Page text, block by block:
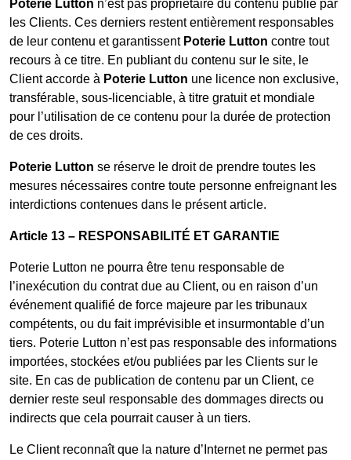
Poterie Lutton n’est pas propriétaire du contenu publié par
les Clients. Ces derniers restent entièrement responsables
de leur contenu et garantissent Poterie Lutton contre tout
recours à ce titre. En publiant du contenu sur le site, le
Client accorde à Poterie Lutton une licence non exclusive,
transférable, sous-licenciable, à titre gratuit et mondiale
pour l’utilisation de ce contenu pour la durée de protection
de ces droits.
Poterie Lutton se réserve le droit de prendre toutes les
mesures nécessaires contre toute personne enfreignant les
interdictions contenues dans le présent article.
Article 13 – RESPONSABILITÉ ET GARANTIE
Poterie Lutton ne pourra être tenu responsable de
l’inexécution du contrat due au Client, ou en raison d’un
événement qualifié de force majeure par les tribunaux
compétents, ou du fait imprévisible et insurmontable d’un
tiers. Poterie Lutton n’est pas responsable des informations
importées, stockées et/ou publiées par les Clients sur le
site. En cas de publication de contenu par un Client, ce
dernier reste seul responsable des dommages directs ou
indirects que cela pourrait causer à un tiers.
Le Client reconnaît que la nature d’Internet ne permet pas